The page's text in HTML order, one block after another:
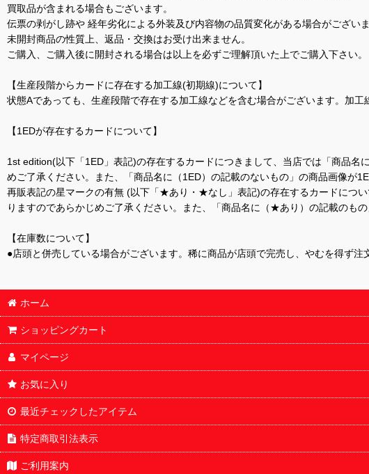
買取品が含まれる場合もございます。
伝票の剥がし跡や 経年劣化による外装及び内容物の品質変化がある場合がございま
未開封商品の性質上、返品・交換はお受け出来ません。
ご購入、ご購入後に開封される場合は以上を必ずご理解頂いた上でご購入下さい。
【生産段階からカードに存在する加工線(初期線)について】
状態Aであっても、生産段階で存在する加工線などを含む場合がございます。加
【1EDが存在するカードについて】
1st edition(以下「1ED」表記)の存在するカードにつきまして、当店では「商品
めご了承ください。また、「商品名に（1ED）の記載のないもの」の商品画像が
再販表記の星マークの有無 (以下「★あり・★なし」表記)の存在するカードにつ
りますのであらかじめご了承ください。また、「商品名に（★あり）の記載のも
【在庫数について】
●店頭と併売している場合がございます。稀に商品が店頭で完売し、やむを得ず注
ホーム
ショッピングカート
マイページ
お気に入り
最近チェックしたアイテム
特定商取引法表示
ご利用案内